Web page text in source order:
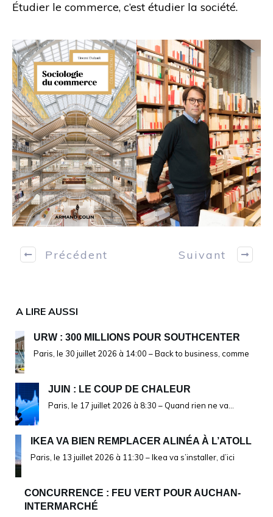
Étudier le commerce, c’est étudier la société.
Précédent Suivant
A LIRE AUSSI
URW : 300 MILLIONS POUR SOUTHCENTER
Paris, le 30 juillet 2026 à 14:00 – Back to business, comme
JUIN : LE COUP DE CHALEUR
Paris, le 17 juillet 2026 à 8:30 – Quand rien ne va…
IKEA VA BIEN REMPLACER ALINÉA À L’ATOLL
Paris, le 13 juillet 2026 à 11:30 – Ikea va s’installer, d’ici
CONCURRENCE : FEU VERT POUR AUCHAN-
INTERMARCHÉ